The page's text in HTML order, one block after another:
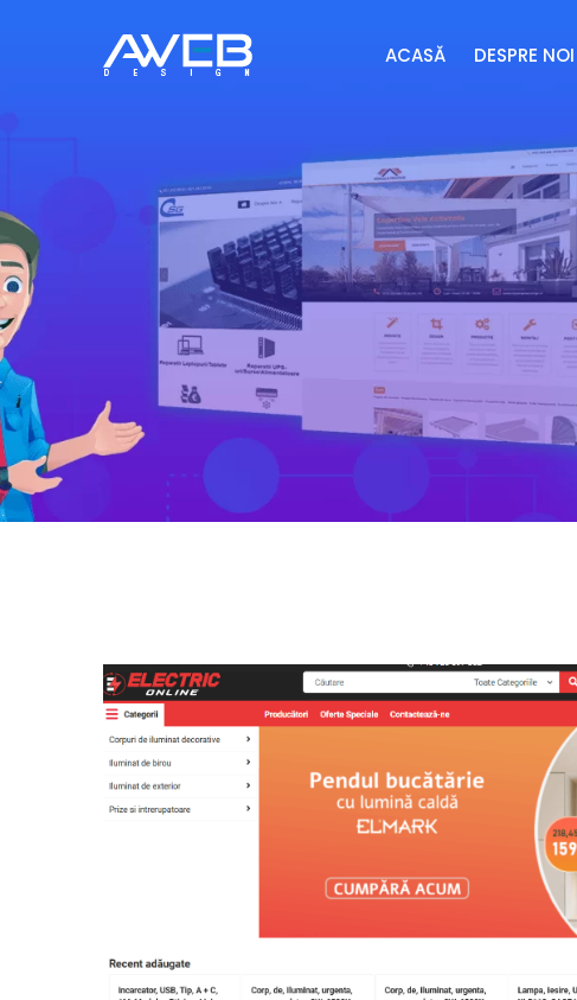
ACASĂ DESPRE NOI